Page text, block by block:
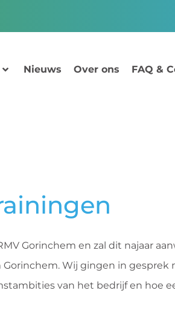
Nieuws Over ons FAQ &
Gorinchem en zal dit najaar
Wij gingen in gesprek
van het bedrijf en hoe